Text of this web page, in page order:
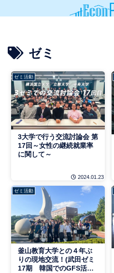
ゼミ
ゼミ活動
3大学で行う交流討論会 第
17回～女性の継続就業率
に関して～
2024.01.23
ゼミ活動
釜山教育大学との４年ぶ
りの現地交流！(武田ゼミ
17期 韓国でのGFS活動